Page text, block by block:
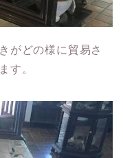
がどの様に貿易さ
す。